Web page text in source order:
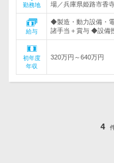
勤務地
場／兵庫県姫路市香
給与
◆製造・動力設備・
諸手当＋賞与 ◆設備
初年度
年収
320万円～640万円
4